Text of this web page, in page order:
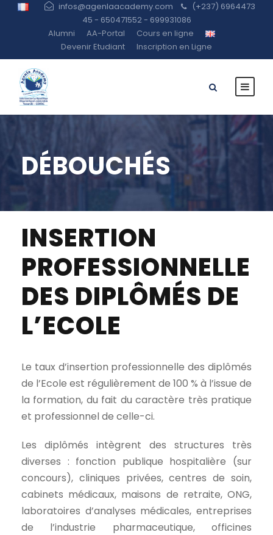
infos@agenlaacademy.com
(+237) 6964473
45 - 650471552 - 699931086
Alumni
AA-Portal
Cours en ligne
Devenir Etudiant
Inscription en Ligne
DÉBOUCHÉS
INSERTION
PROFESSIONNELLE
DES DIPLÔMÉS DE
L’ECOLE
Le taux d’insertion professionnelle des diplômés
de l’Ecole est régulièrement de 100 % à l’issue de
la formation, du fait du caractère très pratique
et professionnel de celle-ci.
Les diplômés intègrent des structures très
diverses : fonction publique hospitalière (sur
concours), cliniques privées, centres de soin,
cabinets médicaux, maisons de retraite, ONG,
laboratoires d’analyses médicales, entreprises
de l’industrie pharmaceutique, officines